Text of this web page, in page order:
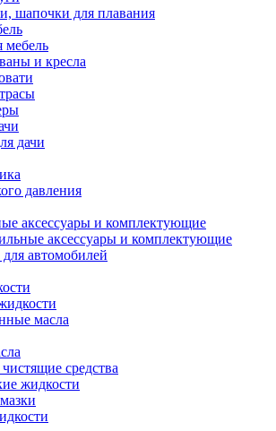
шапочки для плавания
мебель
и кресла
дачи
давления
аксессуары и комплектующие
аксессуары и комплектующие
автомобилей
масла
средства
жидкости